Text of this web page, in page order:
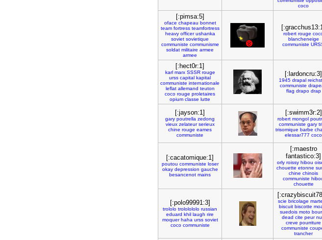
coco
[:pimsa:5]
oface chapeau bonnet
team fortress teamfortress
heavy officer ushanka
soviet sovietique
communiste communisme
soldat militaire armee
armee
robert rouge
blancheneige
communiste
[:hect0r:1]
karl marx SSSR rouge
urss capital kapital
communiste internationale
leflat allemand teuton
coco rouge proletaires
opium classe lutte
[:lardoncru:3]
1945 drapal
communiste
flag drapo drap
[:jayson:1]
gary poutrella zedong
vieux zelateur serieux
chine rouge eames
communiste
[:swimm3r:2]
robert mongol
communiste gary
trisomique barbe
elessar777 coco
[:cacatomique:1]
poutou communiste loser
okay depression gauche
besancenot mains
[:maestro
fantastico:3]
orly roissy hibou
chouette etonne
chine chinois
communiste
chouette
[:polo99991:3]
trololo trololololo russian
eduard khil laugh rire
moquer haha urss soviet
coco communiste
scie bricolage
biscuit biscotte
suedois moto
dead cite peur
creve pourriture
communiste
trancher